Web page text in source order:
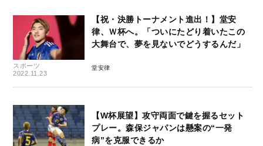
スポーツ
2022.11.23
【祝・決勝トーナメント進出！】堂安
律、Ｗ杯へ。「ついにたどり着いたこの
大舞台で、夢を見ないでどうするんだ」
堂安律
【W杯展望】攻守両面で鍵を握るセット
プレー。森保ジャパンは懸案の“一発
病”を克服できるか